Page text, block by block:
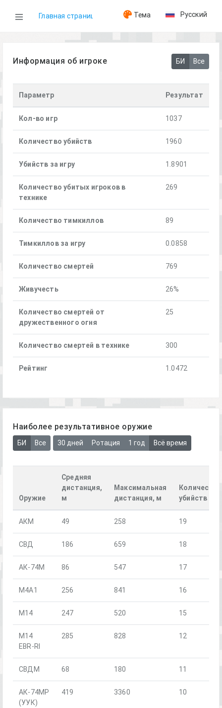
Главная страница Тема Русский
Информация об игроке БИ Все
Параметр Результат
Кол-во игр 1037
Количество убийств 1960
Убийств за игру 1.8901
Количество убитых игроков в
технике
269
Количество тимкиллов 89
Тимкиллов за игру 0.0858
Количество смертей 769
Живучесть 26%
Количество смертей от
дружественного огня
25
Количество смертей в технике 300
Рейтинг 1.0472
Наиболее результативное оружие
БИ Все 30 дней Ротация 1 год Всё время
Оружие
Средняя
дистанция,
м
Максимальная
дистанция, м
Количество
убийств
АКМ 49 258 19
СВД 186 659 18
АК-74М 86 547 17
М4А1 256 841 16
M14 247 520 15
M14
EBR-RI
285 828 12
СВДМ 68 180 11
АК-74МР
(УУК)
419 3360 10